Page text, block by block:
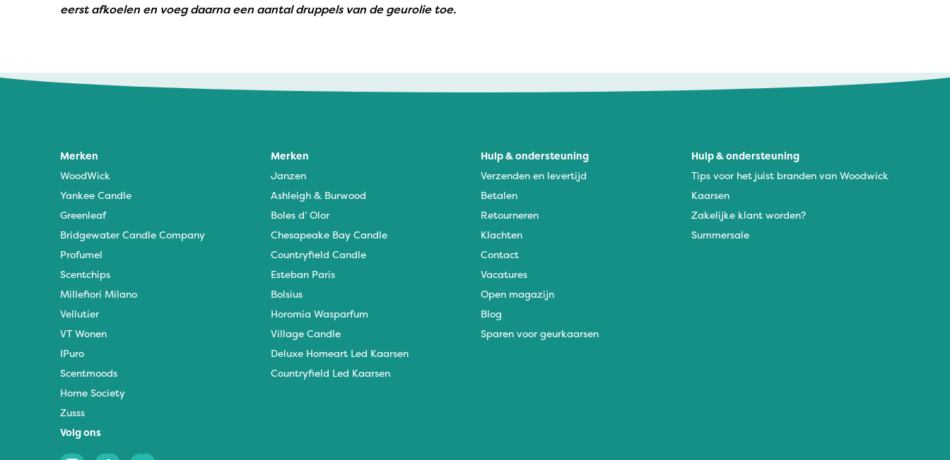
eerst afkoelen en voeg daarna een aantal druppels van de geurolie toe.
Merken
WoodWick
Yankee Candle
Greenleaf
Bridgewater Candle Company
Profumel
Scentchips
Millefiori Milano
Vellutier
VT Wonen
IPuro
Scentmoods
Home Society
Zusss
Merken
Janzen
Ashleigh & Burwood
Boles d’ Olor
Chesapeake Bay Candle
Countryfield Candle
Esteban Paris
Bolsius
Horomia Wasparfum
Village Candle
Deluxe Homeart Led Kaarsen
Countryfield Led Kaarsen
Hulp & ondersteuning
Verzenden en levertijd
Betalen
Retourneren
Klachten
Contact
Vacatures
Open magazijn
Blog
Sparen voor geurkaarsen
Hulp & ondersteuning
Tips voor het juist branden van Woodwick
Kaarsen
Zakelijke klant worden?
Summersale
Volg ons